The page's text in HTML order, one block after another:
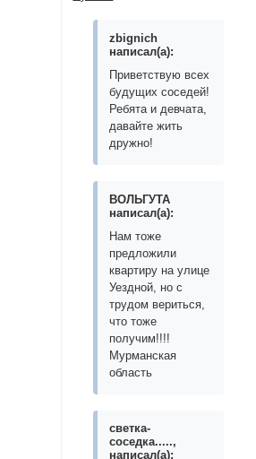
zbignich
написал(а):
Приветствую всех
будущих соседей!
Ребята и девчата,
давайте жить
дружно!
ВОЛЬГУТА
написал(а):
Нам тоже
предложили
квартиру на улице
Уездной, но с
трудом вериться,
что тоже
получим!!!!
Мурманская
область
светка-
соседка.....,
написал(а):